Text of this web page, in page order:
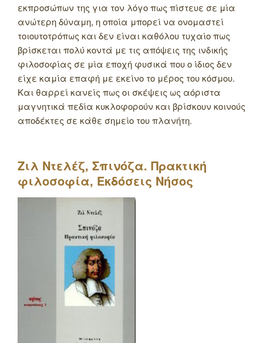
εκπροσώπων της για τον λόγο πως πίστευε σε μία
ανώτερη δύναμη, η οποία μπορεί να ονομαστεί
τοιουτοτρόπως και δεν είναι καθόλου τυχαίο πως
βρίσκεται πολύ κοντά με τις απόψεις της ινδικής
φιλοσοφίας σε μία εποχή φυσικά που ο ίδιος δεν
είχε καμία επαφή με εκείνο το μέρος του κόσμου.
Και θαρρεί κανείς πως οι σκέψεις ως αόριστα
μαγνητικά πεδία κυκλοφορούν και βρίσκουν κοινούς
αποδέκτες σε κάθε σημείο του πλανήτη.
Ζιλ Ντελέζ, Σπινόζα. Πρακτική
φιλοσοφία, Εκδόσεις Νήσος